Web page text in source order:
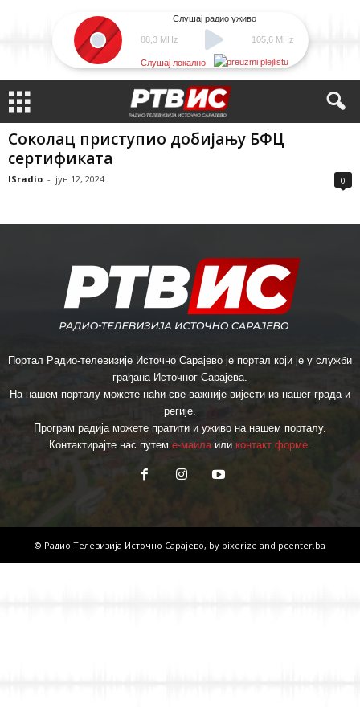
88,3 MHz
Слушај радио уживо
105,6 MHz
Слушај локално
Соколац приступио добијању БФЦ
сертификата
ISradio - јун 12, 2024 0
Портал Радио-телевизије Источно Сарајево је портал који је у служби
грађана Источног Сарајева.
На нашем порталу можете наћи све важније вијести из нашег града и
регије.
Програм радија можете пратити и уживо на нашем порталу.
Контактирајте нас путем е-маилаили контакт форме.
© Радио Телевизија Источно Сарајево, by pixerize and pcenter.ba